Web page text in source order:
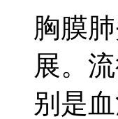
胸膜
展。
别是